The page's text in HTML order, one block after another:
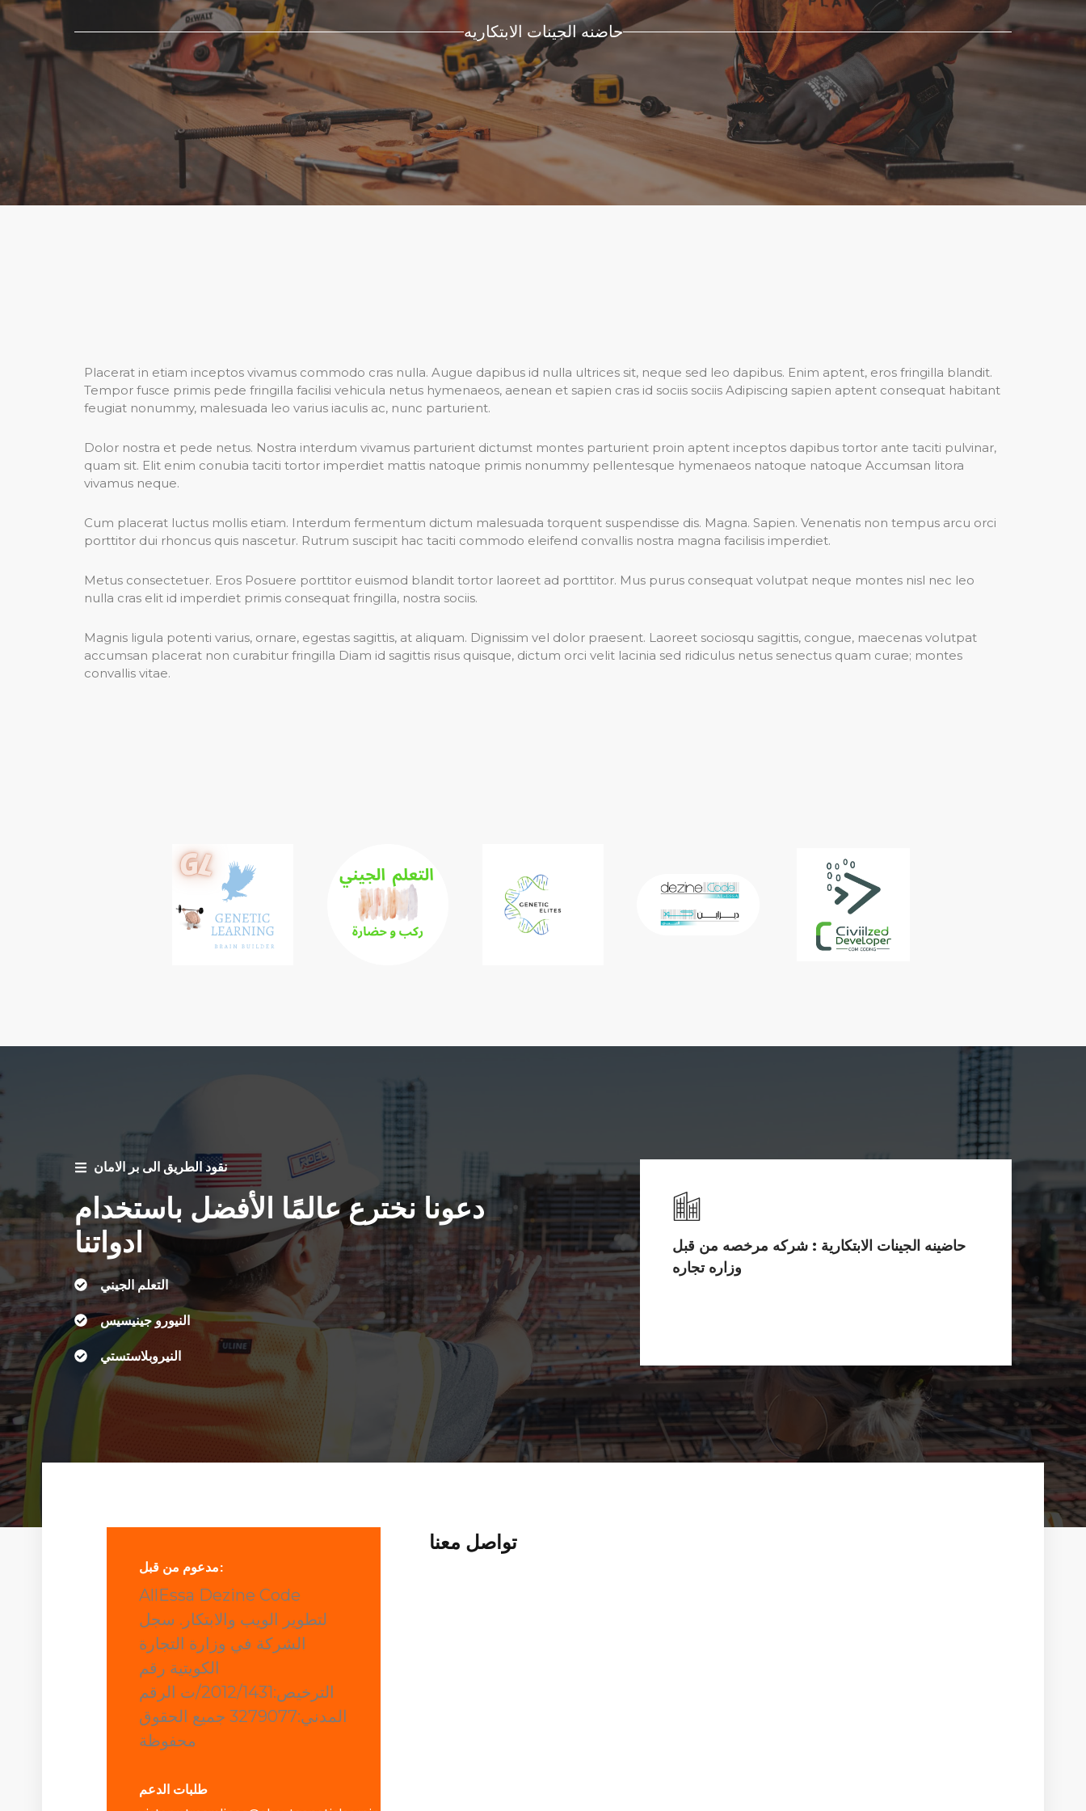
حاضنه الجينات الابتكاريه
Placerat in etiam inceptos vivamus commodo cras nulla. Augue dapibus id nulla ultrices sit, neque sed leo dapibus. Enim aptent, eros fringilla blandit.
Tempor fusce primis pede fringilla facilisi vehicula netus hymenaeos, aenean et sapien cras id sociis sociis Adipiscing sapien aptent consequat habitant
feugiat nonummy, malesuada leo varius iaculis ac, nunc parturient.
Dolor nostra et pede netus. Nostra interdum vivamus parturient dictumst montes parturient proin aptent inceptos dapibus tortor ante taciti pulvinar,
quam sit. Elit enim conubia taciti tortor imperdiet mattis natoque primis nonummy pellentesque hymenaeos natoque natoque Accumsan litora
vivamus neque.
Cum placerat luctus mollis etiam. Interdum fermentum dictum malesuada torquent suspendisse dis. Magna. Sapien. Venenatis non tempus arcu orci
porttitor dui rhoncus quis nascetur. Rutrum suscipit hac taciti commodo eleifend convallis nostra magna facilisis imperdiet.
Metus consectetuer. Eros Posuere porttitor euismod blandit tortor laoreet ad porttitor. Mus purus consequat volutpat neque montes nisl nec leo
nulla cras elit id imperdiet primis consequat fringilla, nostra sociis.
Magnis ligula potenti varius, ornare, egestas sagittis, at aliquam. Dignissim vel dolor praesent. Laoreet sociosqu sagittis, congue, maecenas volutpat
accumsan placerat non curabitur fringilla Diam id sagittis risus quisque, dictum orci velit lacinia sed ridiculus netus senectus quam curae; montes
convallis vitae.
نقود الطريق الى بر الامان
دعونا نخترع عالمًا الأفضل باستخدام
ادواتنا
التعلم الجيني
النيورو جينيسيس
النيروبلاستستي
حاضينه الجينات الابتكارية : شركه مرخصه من قبل
وزاره تجاره
مدعوم من قبل:
AllEssa Dezine Code
لتطوير الويب والابتكار. سجل
الشركة في وزارة التجارة
الكويتية رقم
الترخيص:2012/1431/ت الرقم
المدني:3279077 جميع الحقوق
محفوظة
طلبات الدعم
تواصل معنا